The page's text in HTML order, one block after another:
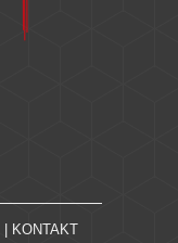
KONTAKT